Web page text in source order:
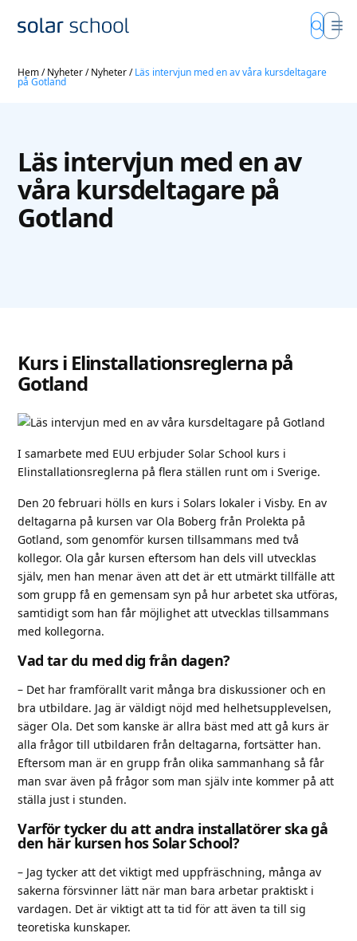
Hem/Nyheter/Nyheter/Läs intervjun med en av våra kursdeltagare
på Gotland
Läs intervjun med en av
våra kursdeltagare på
Gotland
Kurs i Elinstallationsreglerna på
Gotland
I samarbete med EUU erbjuder Solar School kurs i
Elinstallationsreglerna på flera ställen runt om i Sverige.
Den 20 februari hölls en kurs i Solars lokaler i Visby. En av
deltagarna på kursen var Ola Boberg från Prolekta på
Gotland, som genomför kursen tillsammans med två
kollegor. Ola går kursen eftersom han dels vill utvecklas
själv, men han menar även att det är ett utmärkt tillfälle att
som grupp få en gemensam syn på hur arbetet ska utföras,
samtidigt som han får möjlighet att utvecklas tillsammans
med kollegorna.
Vad tar du med dig från dagen?
– Det har framförallt varit många bra diskussioner och en
bra utbildare. Jag är väldigt nöjd med helhetsupplevelsen,
säger Ola. Det som kanske är allra bäst med att gå kurs är
alla frågor till utbildaren från deltagarna, fortsätter han.
Eftersom man är en grupp från olika sammanhang så får
man svar även på frågor som man själv inte kommer på att
ställa just i stunden.
Varför tycker du att andra installatörer ska gå
den här kursen hos Solar School?
– Jag tycker att det viktigt med uppfräschning, många av
sakerna försvinner lätt när man bara arbetar praktiskt i
vardagen. Det är viktigt att ta tid för att även ta till sig
teoretiska kunskaper.